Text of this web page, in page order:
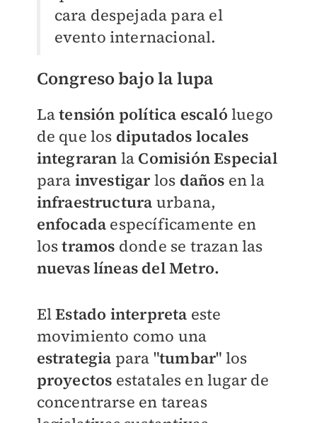
cara despejada para el
evento internacional.
Congreso bajo la lupa
Latensión política escaló luego
de que los diputados locales
integraran la Comisión Especial
para investigarlos daños en la
infraestructura urbana,
enfocada específicamente en
lostramos donde se trazan las
nuevas líneas del Metro.
ElEstado interpreta este
movimiento como una
estrategia para "tumbar" los
proyectos estatales en lugar de
concentrarse en tareas